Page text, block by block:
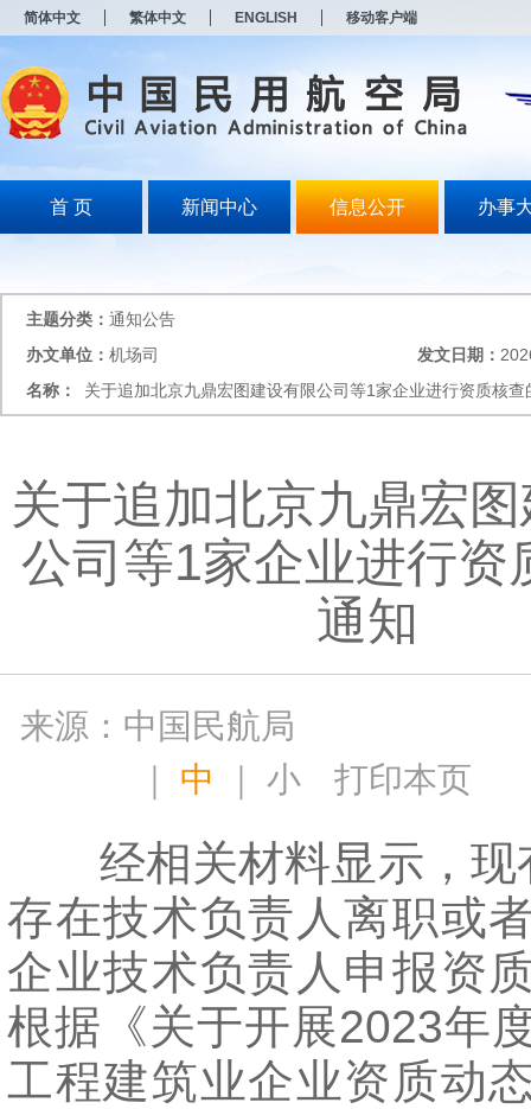
简体中文 繁体中文 ENGLISH 移动客户端
首 页 新闻中心 信息公开 办事
主题分类： 通知公告
办文单位： 机场司 发文日期：
名称：
关于追加北京九鼎宏图建设有限公司等1家企业进行资质核查
关于追加北京九鼎宏
公司等1家企业进行资
通知
来源：中国民航局
｜ 中 ｜小 打印本页
经相关材料显示，现
存在技术负责人离职或
企业技术负责人申报资
根据《关于开展2023年
工程建筑业企业资质动
打
开
无
障
说
开